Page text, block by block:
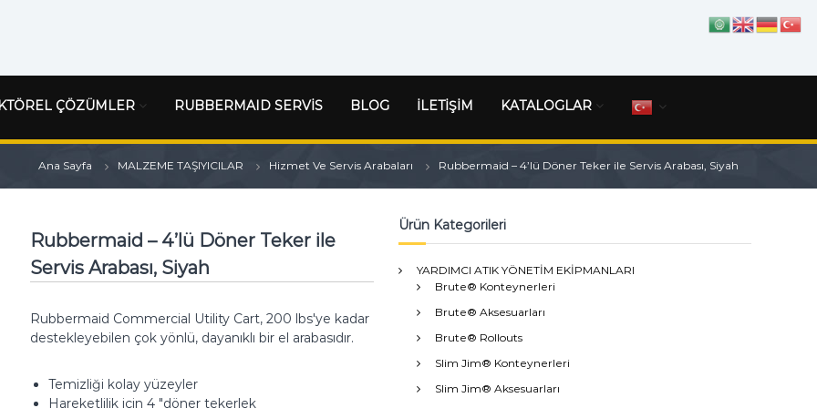
ÇÖZÜMLER RUBBERMAID SERVİS BLOG İLETİŞİM KATALOGLAR
Ana Sayfa MALZEME TAŞIYICILAR Hizmet Ve Servis Arabaları Rubbermaid – 4’lü Döner Teker ile Servis Arabası, Siyah
Rubbermaid – 4’lü Döner Teker ile
Servis Arabası, Siyah
Rubbermaid Commercial Utility Cart, 200 lbs'ye kadar
destekleyebilen çok yönlü, dayanıklı bir el arabasıdır.
Temizliği kolay yüzeyler
Hareketlilik için 4 "döner tekerlek
Ürün Kategorileri
YARDIMCI ATIK YÖNETİM EKİPMANLARI
Brute® Konteynerleri
Brute® Aksesuarları
Brute® Rollouts
Slim Jim® Konteynerleri
Slim Jim® Aksesuarları